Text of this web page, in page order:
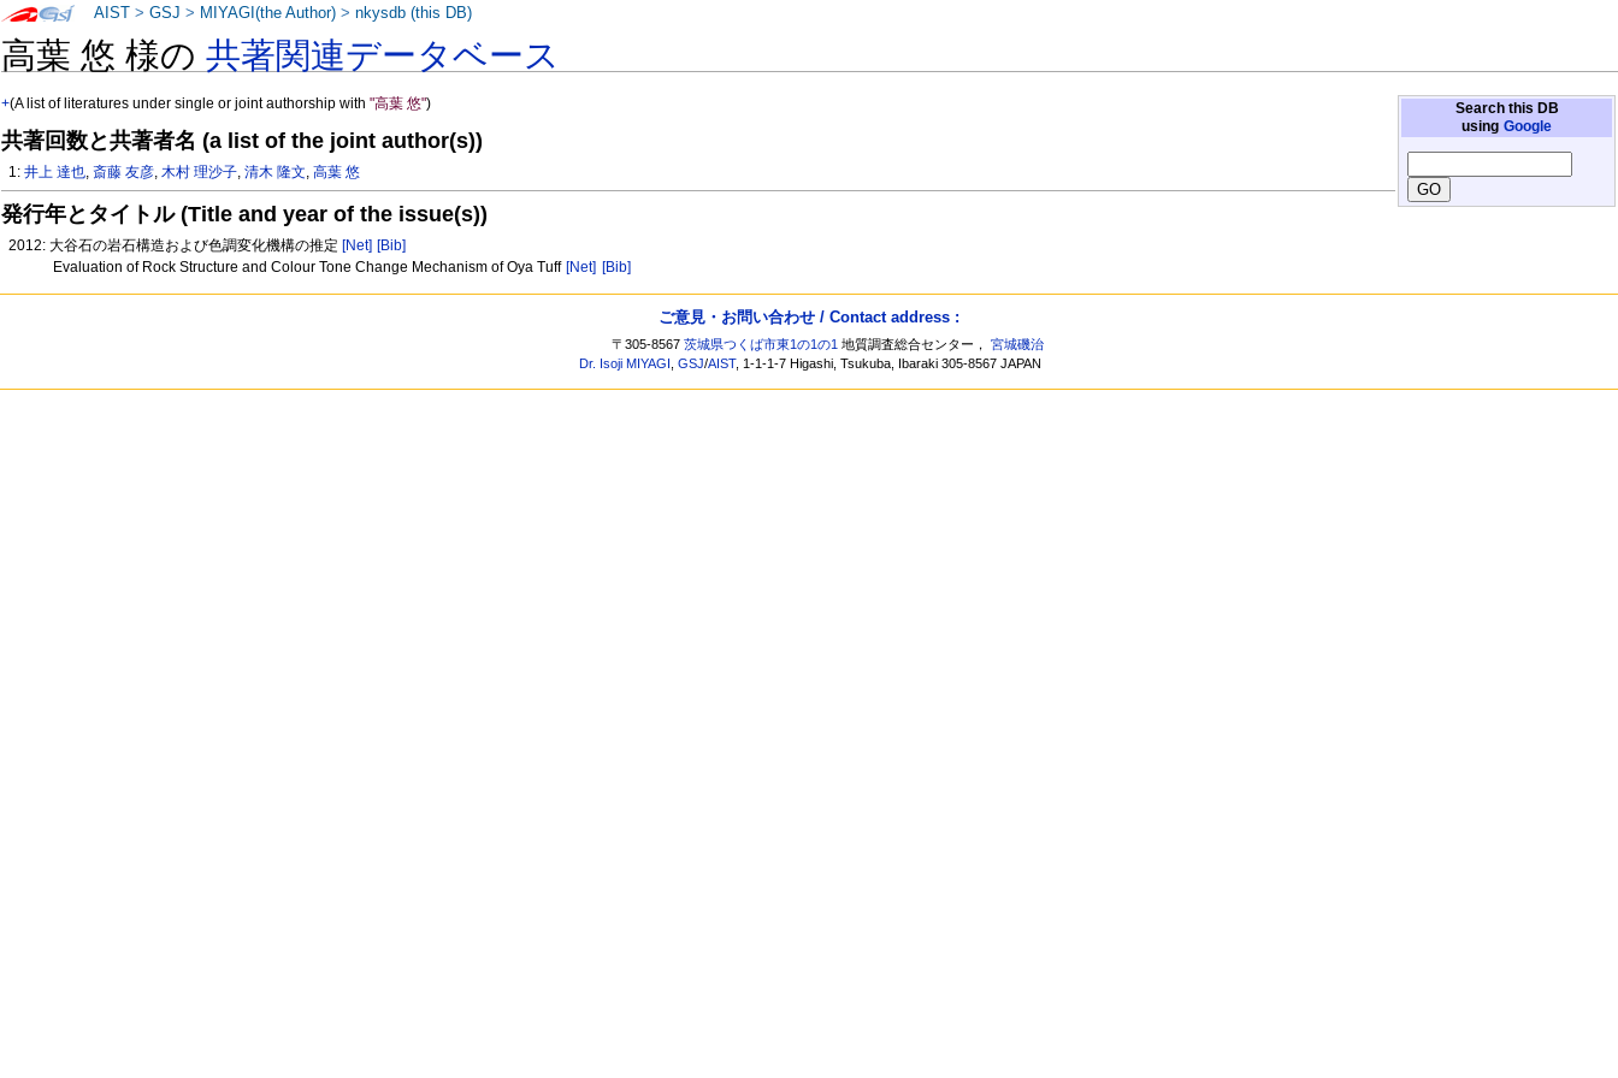
高葉 悠 様の共著関連データベース
Search this DB
using Google
+(A list of literatures under single or joint authorship with"高葉 悠")
共著回数と共著者名 (a list of the joint author(s))
1:井上 達也,斎藤 友彦,木村 理沙子,清木 隆文,高葉 悠
発行年とタイトル (Title and year of the issue(s))
2012: 大谷石の岩石構造および色調変化機構の推定 [Net] [Bib]
Evaluation of Rock Structure and Colour Tone Change Mechanism of Oya Tuff [Net] [Bib]
AIST >GSJ > MIYAGI(the Author) >nkysdb (this DB)
ご意見・お問い合わせ / Contact address :
〒305-8567茨城県つくば市東1の1の1 地質調査総合センター，宮城磯治
Dr. Isoji MIYAGI ,GSJ/AIST, 1-1-1-7 Higashi, Tsukuba, Ibaraki 305-8567 JAPAN